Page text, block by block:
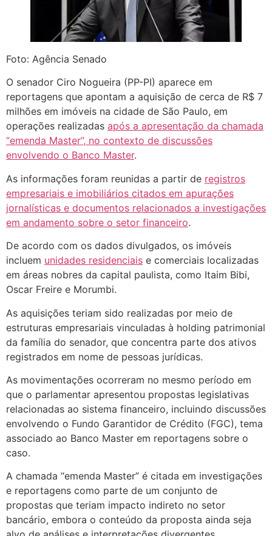
Foto: Agência Senado
O senador Ciro Nogueira (PP-PI) aparece em
reportagens que apontam a aquisição de cerca de R$ 7
milhões em imóveis na cidade de São Paulo, em
operações realizadas após a apresentação da chamada
“emenda Master”, no contexto de discussões
envolvendo o Banco Master.
As informações foram reunidas a partir de registros
empresariais e imobiliários citados em apurações
jornalísticas e documentos relacionados a investigações
em andamento sobre o setor financeiro.
De acordo com os dados divulgados, os imóveis
incluem unidades residenciais e comerciais localizadas
em áreas nobres da capital paulista, como Itaim Bibi,
Oscar Freire e Morumbi.
As aquisições teriam sido realizadas por meio de
estruturas empresariais vinculadas à holding patrimonial
da família do senador, que concentra parte dos ativos
registrados em nome de pessoas jurídicas.
As movimentações ocorreram no mesmo período em
que o parlamentar apresentou propostas legislativas
relacionadas ao sistema financeiro, incluindo discussões
envolvendo o Fundo Garantidor de Crédito (FGC), tema
associado ao Banco Master em reportagens sobre o
caso.
A chamada “emenda Master” é citada em investigações
e reportagens como parte de um conjunto de
propostas que teriam impacto indireto no setor
bancário, embora o conteúdo da proposta ainda seja